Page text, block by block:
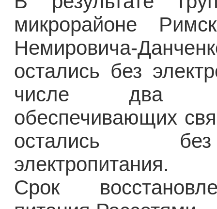
микрорайоне
Немировича-
остались без
числе два
обеспечивающих
остались
электропитания.
Срок